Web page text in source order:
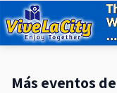
Más eventos